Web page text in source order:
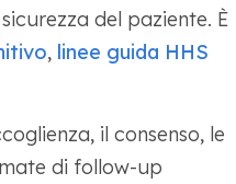
del paziente. È
, linee guida HHS
il consenso, le
di follow-up